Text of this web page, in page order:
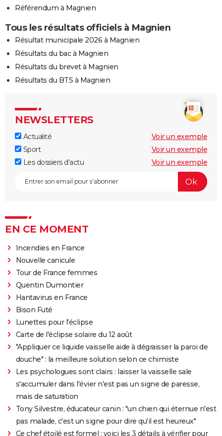
Référendum à Magnien
Tous les résultats officiels à Magnien
Résultat municipale 2026 à Magnien
Résultats du bac à Magnien
Résultats du brevet à Magnien
Résultats du BTS à Magnien
NEWSLETTERS
Actualité
Voir un exemple
Sport
Voir un exemple
Les dossiers d'actu
Voir un exemple
EN CE MOMENT
Incendies en France
Nouvelle canicule
Tour de France femmes
Quentin Dumontier
Hantavirus en France
Bison Futé
Lunettes pour l'éclipse
Carte de l'éclipse solaire du 12 août
"Appliquer ce liquide vaisselle aide à dégraisser la paroi de
douche" : la meilleure solution selon ce chimiste
Les psychologues sont clairs : laisser la vaisselle sale
s'accumuler dans l'évier n'est pas un signe de paresse,
mais de saturation
Tony Silvestre, éducateur canin : "un chien qui éternue n'est
pas malade, c'est un signe pour dire qu'il est heureux"
Ce chef étoilé est formel : voici les 3 détails à vérifier pour